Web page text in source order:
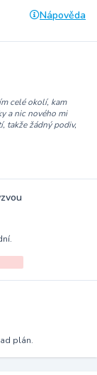
Nápověda
celé okolí, kam
a nic nového mi
takže žádný podiv,
plán.